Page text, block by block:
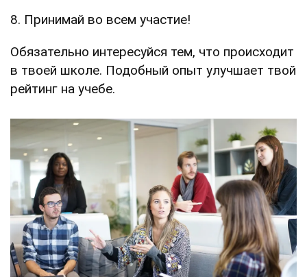
8. Принимай во всем участие!
Обязательно интересуйся тем, что происходит
в твоей школе. Подобный опыт улучшает твой
рейтинг на учебе.